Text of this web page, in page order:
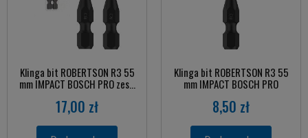
Klinga bit ROBERTSON R3 55
mm IMPACT BOSCH PRO zes...
17,00 zł
Klinga bit ROBERTSON R3 55
mm IMPACT BOSCH PRO
8,50 zł